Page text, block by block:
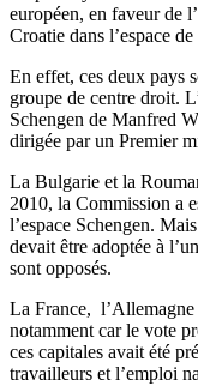
européen, en faveur de
Croatie dans l’espace
En effet, ces deux pays
groupe de centre droit.
Schengen de Manfred
dirigée par un Premier
La Bulgarie et la
2010, la Commission a
l’espace Schengen.
devait être adoptée à
sont opposés.
La France, l’Allemagne
notamment car le vote
ces capitales avait été
travailleurs et l’emploi